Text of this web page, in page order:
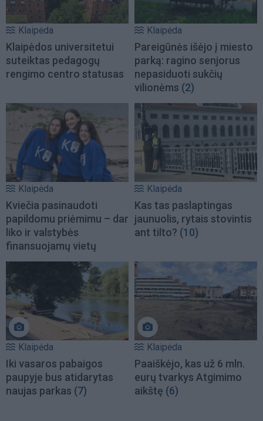
Klaipėda
Klaipėdos universitetui
suteiktas pedagogų
rengimo centro statusas
Klaipėda
Pareigūnės išėjo į miesto
parką: ragino senjorus
nepasiduoti sukčių
vilionėms (2)
Klaipėda
Kviečia pasinaudoti
papildomu priėmimu – dar
liko ir valstybės
finansuojamų vietų
Klaipėda
Kas tas paslaptingas
jaunuolis, rytais stovintis
ant tilto? (10)
Klaipėda
Iki vasaros pabaigos
paupyje bus atidarytas
naujas parkas (7)
Klaipėda
Paaiškėjo, kas už 6 mln.
eurų tvarkys Atgimimo
aikštę (6)